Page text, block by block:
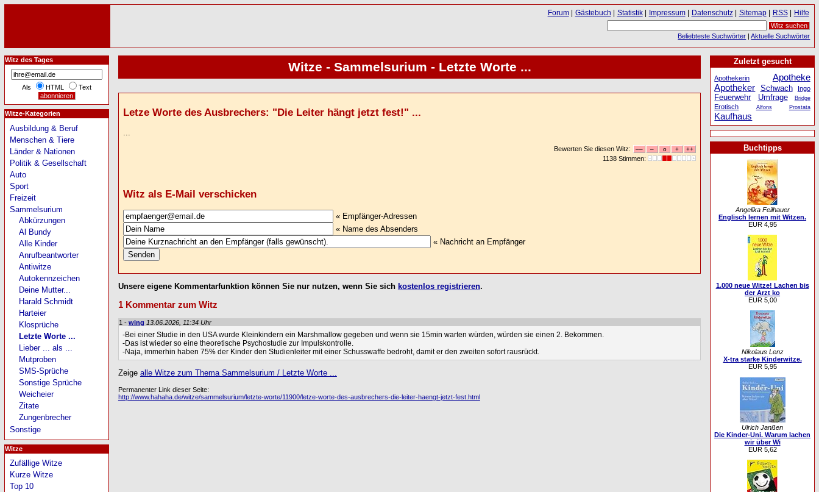
Witze - Sammelsurium - Letzte Worte ...
Letze Worte des Ausbrechers: "Die Leiter hängt jetzt fest!" ...
Bewerten Sie diesen Witz:
1138 Stimmen:
Witz als E-Mail verschicken
« Empfänger-Adressen
« Name des Absenders
« Nachricht an Empfänger
Unsere eigene Kommentarfunktion können Sie nur nutzen, wenn Sie sich kostenlos registrieren.
1 Kommentar zum Witz
1 - wing 13.06.2026, 11:34 Uhr
-Bei einer Studie in den USA wurde Kleinkindern ein Marshmallow gegeben und wenn sie 15min warten würden, würden sie einen 2. Bekommen.
-Das ist wieder so eine theoretische Psychostudie zur Impulskontrolle.
-Naja, immerhin haben 75% der Kinder den Studienleiter mit einer Schusswaffe bedroht, damit er den zweiten sofort rausrückt.
Zeige alle Witze zum Thema Sammelsurium / Letzte Worte ...
Permanenter Link dieser Seite:
http://www.hahaha.de/witze/sammelsurium/letzte-worte/11900/letze-worte-des-ausbrechers-die-leiter-haengt-jetzt-fest.html
Witz des Tages
Als HTML Text
Witze-Kategorien
Ausbildung & Beruf
Menschen & Tiere
Länder & Nationen
Politik & Gesellschaft
Auto
Sport
Freizeit
Sammelsurium
Abkürzungen
Al Bundy
Alle Kinder
Anrufbeantworter
Antiwitze
Autokennzeichen
Deine Mutter...
Harald Schmidt
Harteier
Klosprüche
Letzte Worte ...
Lieber ... als ...
Mutproben
SMS-Sprüche
Sonstige Sprüche
Weicheier
Zitate
Zungenbrecher
Sonstige
Witze
Zufällige Witze
Kurze Witze
Top 10
Forum| Gästebuch | Statistik| Impressum| Datenschutz| Sitemap| RSS| Hilfe
Beliebteste Suchwörter |Aktuelle Suchwörter
Zuletzt gesucht
Apothekerin
Apotheke
Apotheker Schwach Ingo
Feuerwehr Umfrage Bridge
Erotisch Alfons Prostata
Kaufhaus
Buchtipps
Angelika Feilhauer
Englisch lernen mit Witzen.
EUR 4,95
1.000 neue Witze! Lachen bis
der Arzt ko
EUR 5,00
Nikolaus Lenz
X-tra starke Kinderwitze.
EUR 5,95
Ulrich Janßen
Die Kinder-Uni. Warum lachen
wir über Wi
EUR 5,62